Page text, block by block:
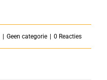
Geen categorie 0 Reacties